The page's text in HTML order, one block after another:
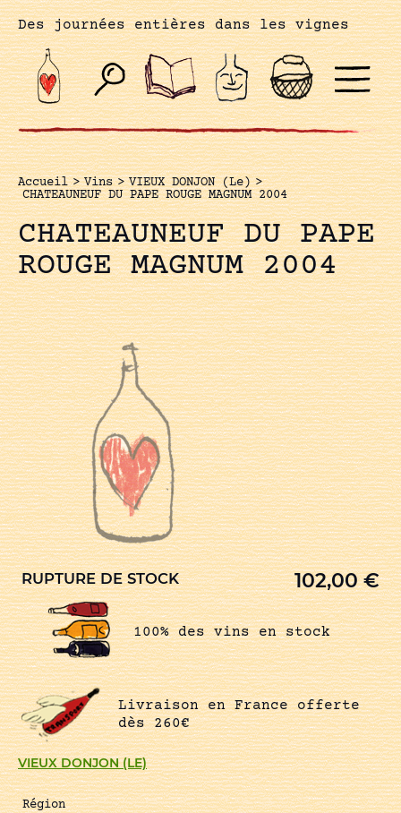
Des journées entières dans les vignes
Accueil > Vins > VIEUX DONJON (Le) >
CHATEAUNEUF DU PAPE ROUGE MAGNUM 2004
CHATEAUNEUF DU PAPE
ROUGE MAGNUM 2004
VIEUX DONJON (LE)
Région
RUPTURE DE STOCK 102,00€
100% des vins en stock
Livraison en France offerte
dès 260€